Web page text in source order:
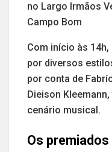
no Largo Irmãos
Campo Bom
Com início às
por diversos
por conta de
Dieison
cenário musical.
Os